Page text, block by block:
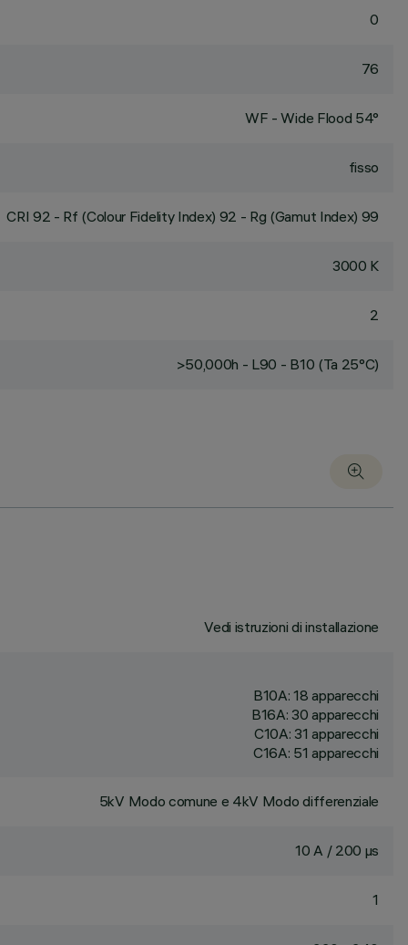
0
76
WF - Wide Flood 54°
fisso
CRI 92 - Rf (Colour Fidelity Index) 92 - Rg (Gamut Index) 99
3000 K
2
>50,000h - L90 - B10 (Ta 25°C)
Vedi istruzioni di installazione
B10A: 18 apparecchi
B16A: 30 apparecchi
C10A: 31 apparecchi
C16A: 51 apparecchi
5kV Modo comune e 4kV Modo differenziale
10 A / 200 µs
1